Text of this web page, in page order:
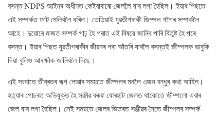
বসন্ত NDPS আইনৰ অধীনত কেইবাবাৰো জেললৈ যাব লগা হৈছিল। ইয়াৰ পিছতে
এই সম্পৰ্কত ফাট মেলিবলৈ ধৰিল। তেতিয়াই যুৱতীগৰাকী জিম্পল গগৈৰ সম্পৰ্কলৈ
আহে। দুয়োৰে মাজত সম্পৰ্ক গাঢ় হৈ পৰাত এই বিষয়ে জানিব পাৰি বিতুষ্ট হৈ পৰে
বসন্ত। ইয়াৰ পিছত যুৱতীগৰাকীৰ জীৱনৰ পৰা আঁতৰি যাবলৈ বসন্তই জীম্পলক ভাবুকি
দিয়া বুলিও আৰক্ষীক জানিবলৈ দিছে।
এই সংঘাতে তীব্ৰতৰ ৰূপ লোৱাৰ সময়তে জীম্পলৰ মনলৈ এজন বন্ধুৰ কথা আহিল।
হত্যাৰ গোচৰত অভিযুক্ত হৈ সঞ্জীৱ বৰুৱা যোৰহাট জেলত থাকোতে জীম্পলো এবাৰ
জেল যাব লগা হৈছিল। সেই সময়তে জেলৰ ভিতৰত সঞ্জীৱৰ সৈতে জীম্পলৰ সম্পৰ্ক